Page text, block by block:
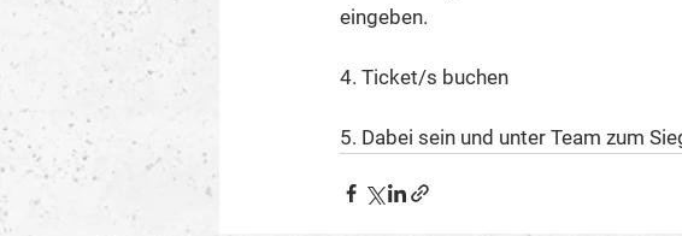
eingeben.
4. Ticket/s buchen
5. Dabei sein und unter Team zum